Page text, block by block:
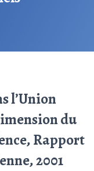
l’Union
du
Rapport
2001